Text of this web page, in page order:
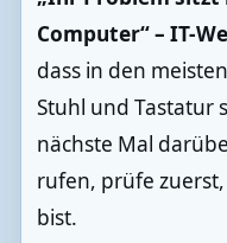
Computer“ – IT-
dass in den
Stuhl und Tastatur
nächste Mal
rufen, prüfe
bist.